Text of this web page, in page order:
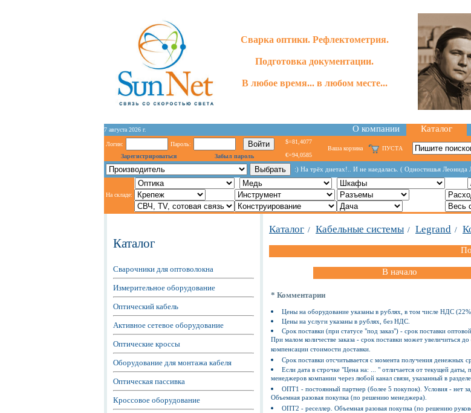
Сварка оптики. Рефлектометрия.
Подготовка документации.
В любое время... в любом месте...
7 августа 2026 г. О компании Каталог
Логин:
Пароль:
Зарегистрироваться
Забыл пароль
$=81,4077
€=94,0585
Ваша корзина ПУСТА
:) На трёх диетах!.. И не наедалась. ( Одностишья Леонида
На складе:
Каталог
Сварочники для оптоволокна
Измерительное оборудование
Оптический кабель
Активное сетевое оборудование
Оптические кроссы
Оборудование для монтажа кабеля
Оптическая пассивка
Кроссовое оборудование
Каталог / Кабельные системы / Legrand /
В начало
* Комментарии
Цены на оборудование указаны в рублях, в том числе НДС
Цены на услуги указаны в рублях, без НДС.
Срок поставки (при статусе "под заказ") - срок поставки
При малом количестве заказа - срок поставки может увеличиться
компенсации стоимости доставки.
Срок поставки отсчитывается с момента получения денежных
Если дата в строчке "Цена на: ... " отличается от текущей
менеджеров компании через любой канал связи, указанный в
ОПТ1 - постоянный партнер (более 5 покупок). Условия - нет
Объемная разовая покупка (по решению менеджера).
ОПТ2 - реселлер. Объемная разовая покупка (по решению